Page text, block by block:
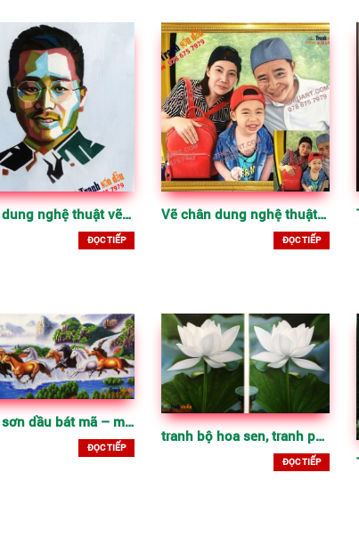
Chân dung nghệ thuật vẽ theo yêu cầu
ĐỌC TIẾP
Vẽ chân dung nghệ thuật theo yêu cầu, quà tặng đặc biệt
ĐỌC TIẾP
tranh sơn dầu bát mã – mã đáo thành công
ĐỌC TIẾP
tranh bộ hoa sen, tranh phong thủy hươu nai
ĐỌC TIẾP